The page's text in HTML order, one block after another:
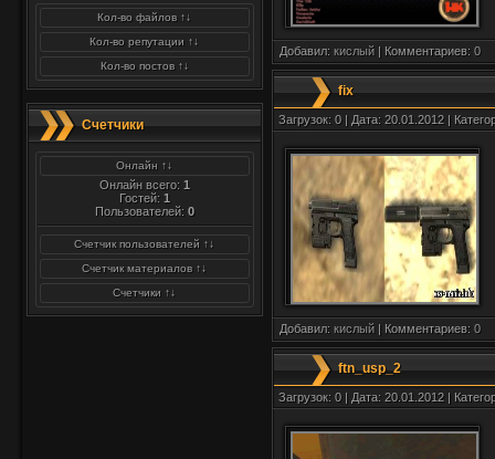
Кол-во файлов ↑↓
Кол-во репутации ↑↓
Кол-во постов ↑↓
Счетчики
Онлайн ↑↓
Онлайн всего: 1
Гостей: 1
Пользователей: 0
Счетчик пользователей ↑↓
Счетчик материалов ↑↓
Счетчики ↑↓
Добавил: кислый | Комментариев: 0
fix
Загрузок: 0 | Дата: 20.01.2012 |
Добавил: кислый | Комментариев: 0
ftn_usp_2
Загрузок: 0 | Дата: 20.01.2012 |